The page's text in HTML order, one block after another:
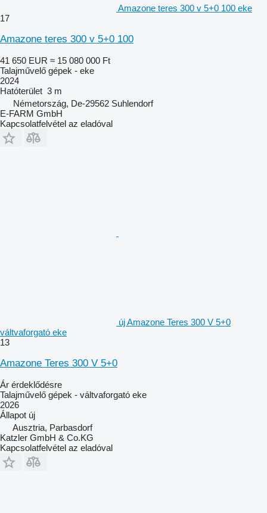
Amazone teres 300 v 5+0 100 eke
17
Amazone teres 300 v 5+0 100
41 650 EUR ≈ 15 080 000 Ft
Talajművelő gépek - eke
2024
Hatóterület 3 m
Németország, De-29562 Suhlendorf
E-FARM GmbH
Kapcsolatfelvétel az eladóval
új Amazone Teres 300 V 5+0
váltvaforgató eke
13
Amazone Teres 300 V 5+0
Ár érdeklődésre
Talajművelő gépek - váltvaforgató eke
2026
Állapot új
Ausztria, Parbasdorf
Katzler GmbH & Co.KG
Kapcsolatfelvétel az eladóval